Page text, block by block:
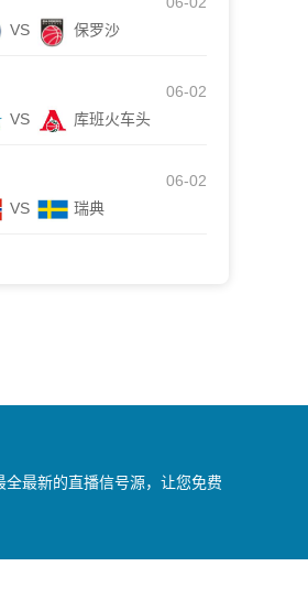
VS 保罗沙
06-02
VS 库班火车头
06-02
VS 瑞典
最新的直播信号源，让您免费